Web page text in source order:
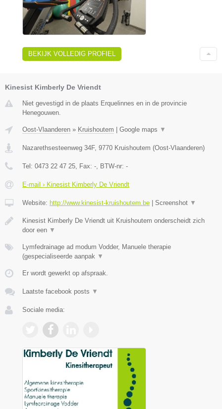
BEKIJK VOLLEDIG PROFIEL
Kinesist Kimberly De Vriendt
Niet gevestigd in de plaats Erquelinnes en in de provincie
Henegouwen.
Oost-Vlaanderen » Kruishoutem Google maps ▼
Nazarethsesteenweg 34F, 9770 Kruishoutem (Oost-Vlaanderen)
Tel: 0473 22 47 25, Fax: -, BTW-nr: -
E-mail › Kinesist Kimberly De Vriendt
Website: http://www.kinesist-kruishoutem.be Screenshot ▼
Kinesist Kimberly De Vriendt uit Kruishoutem onderscheidt zich
door een ▼
Lymfedrainage ad modum Vodder, Manuele therapie
(gespecialiseerde aanpak ▼
Er wordt gewerkt op afspraak.
Laatste facebook posts ▼
Sociale media: